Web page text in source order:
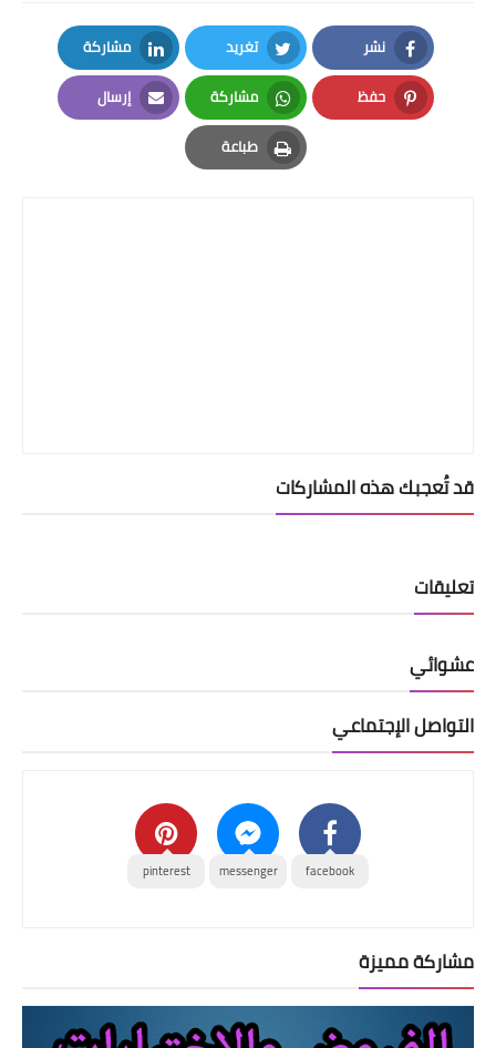
نشر
Facebook
تغريد
Twitter
مشاركة
LinkedIn
حفظ
Pinterest
مشاركة
Whatsapp
إرسال
Email
طباعة
Print
قد تُعجبك هذه المشاركات
تعليقات
عشوائي
التواصل الإجتماعي
facebook
messenger
pinterest
مشاركة مميزة